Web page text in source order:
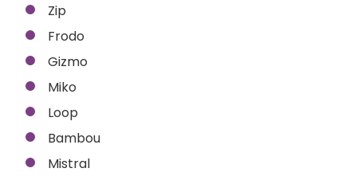
Zip
Frodo
Gizmo
Miko
Loop
Bambou
Mistral